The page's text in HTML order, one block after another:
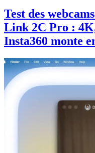
Test des
Link 2C Pro :
Insta360 monte